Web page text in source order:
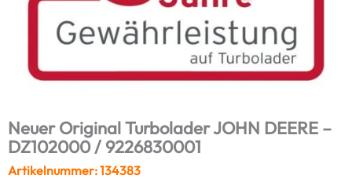
Neuer Original Turbolader JOHN DEERE –
DZ102000 / 9226830001
Artikelnummer: 134383